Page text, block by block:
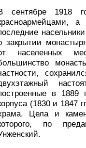
сентябре 1918
закрытии
населенных
в 1889
(1830 и 1847
Цела и
по